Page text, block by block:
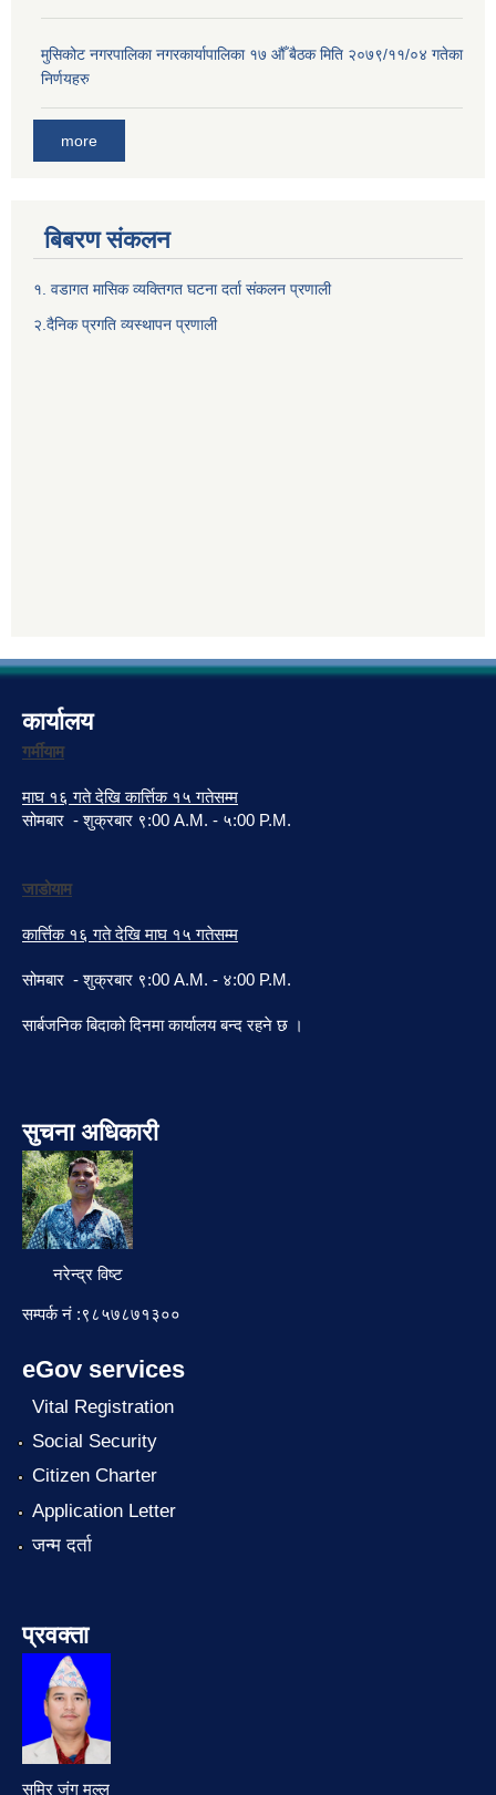
मुसिकोट नगरपालिका नगरकार्यापालिका १७ औँ बैठक मिति २०७९/११/०४ गतेका
निर्णयहरु
more
बिबरण संकलन
१. वडागत मासिक व्यक्तिगत घटना दर्ता संकलन प्रणाली
२.दैनिक प्रगति व्यस्थापन प्रणाली
कार्यालय
गर्मीयाम
माघ १६ गते देखि कार्त्तिक १५ गतेसम्म
सोमबार - शुक्रबार ९:00 A.M. - ५:00 P.M.
जाडोयाम
कार्त्तिक १६ गते देखि माघ १५ गतेसम्म
सोमबार - शुक्रबार ९:00 A.M. - ४:00 P.M.
सार्बजनिक बिदाको दिनमा कार्यालय बन्द रहने छ ।
सुचना अधिकारी
नरेन्द्र विष्ट
सम्पर्क नं :९८५७८७१३००
eGov services
Vital Registration
Social Security
Citizen Charter
Application Letter
जन्म दर्ता
प्रवक्ता
समिर जंग मल्ल